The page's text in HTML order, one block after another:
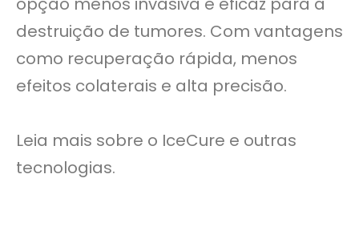
destruição de tumores. Com vantagens
como recuperação rápida, menos
efeitos colaterais e alta precisão.
Leia mais sobre o IceCure e outras
tecnologias.